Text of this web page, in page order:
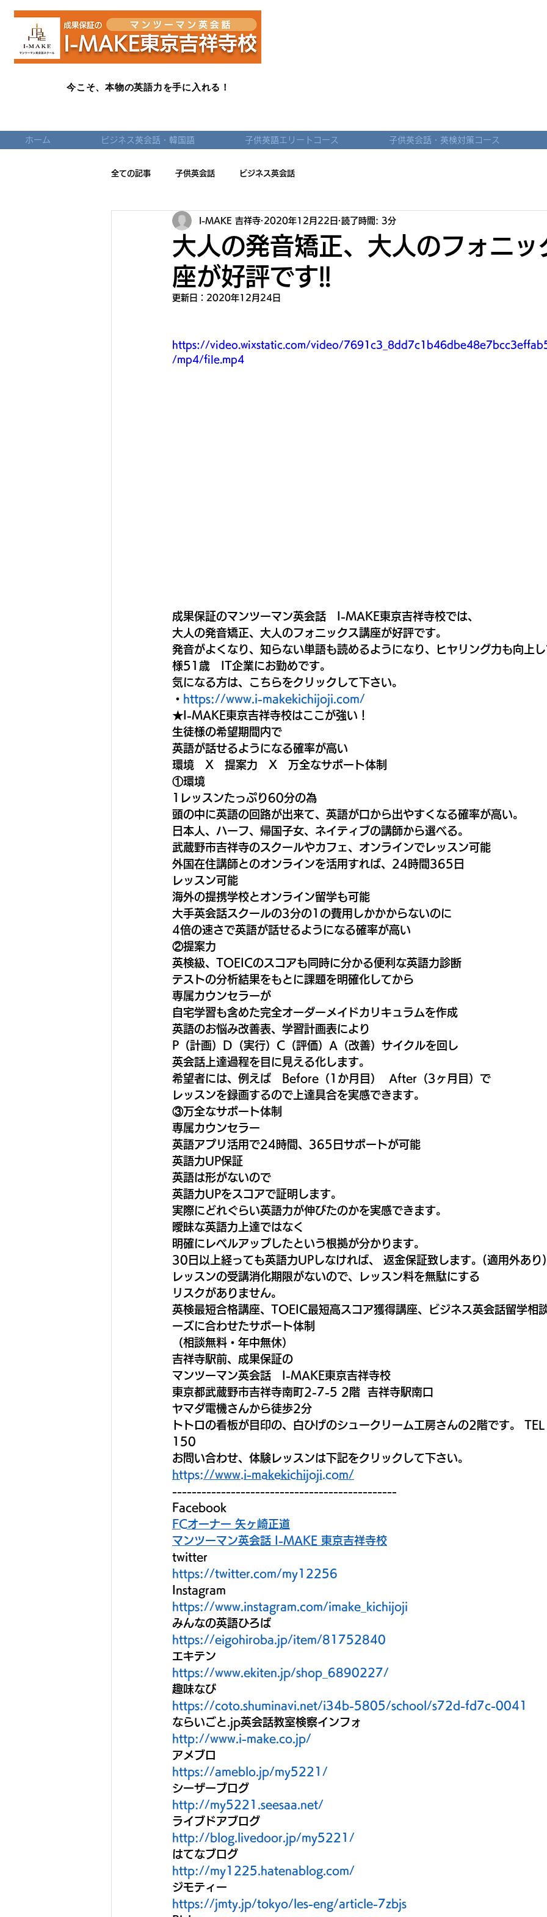
今こそ、本物の英語力を手に入れる！
ホーム ビジネス英会話・韓国語 子供英語エリートコース 子供英会話・英検対策コース
全ての記事 子供英会話 ビジネス英会話
大人の発音矯正、大人のフォニッ
座が好評です!!
I-MAKE 吉祥寺 2020年12月22日 読了時間: 3分
更新日： 2020年12月24日
https://video.wixstatic.com/video/
/mp4/file.mp4
成果保証のマンツーマン英会話　I-MAKE東京吉祥寺校では、
大人の発音矯正、大人のフォニックス講座が好評です。
発音がよくなり、知らない単語も読めるようになり、ヒヤリング力も向上
様51歳　IT企業にお勤めです。
気になる方は、こちらをクリックして下さい。
・ https://www.i-makekichijoji.com/
★I-MAKE東京吉祥寺校はここが強い！
生徒様の希望期間内で
英語が話せるようになる確率が高い
環境　X　提案力　X　万全なサポート体制
①環境
1レッスンたっぷり60分の為
頭の中に英語の回路が出来て、英語が口から出やすくなる確率が高い。
日本人、ハーフ、帰国子女、ネイティブの講師から選べる。
武蔵野市吉祥寺のスクールやカフェ、オンラインでレッスン可能
外国在住講師とのオンラインを活用すれば、24時間365日
レッスン可能
海外の提携学校とオンライン留学も可能
大手英会話スクールの3分の1の費用しかかからないのに
4倍の速さで英語が話せるようになる確率が高い
②提案力
英検級、TOEICのスコアも同時に分かる便利な英語力診断
テストの分析結果をもとに課題を明確化してから
専属カウンセラーが
自宅学習も含めた完全オーダーメイドカリキュラムを作成
英語のお悩み改善表、学習計画表により
P（計画）D（実行）C（評価）A（改善）サイクルを回し
英会話上達過程を目に見える化します。
希望者には、例えば　Before（1か月目）  After（3ヶ月目）で
レッスンを録画するので上達具合を実感できます。
③万全なサポート体制
専属カウンセラー
英語アプリ活用で24時間、365日サポートが可能
英語力UP保証
英語は形がないので
英語力UPをスコアで証明します。
実際にどれぐらい英語力が伸びたのかを実感できます。
曖昧な英語力上達ではなく
明確にレベルアップしたという根拠が分かります。
30日以上経っても英語力UPしなければ、 返金保証致します。(適用外あり)
レッスンの受講消化期限がないので、レッスン料を無駄にする
リスクがありません。
英検最短合格講座、TOEIC最短高スコア獲得講座、ビジネス英会話留学相
ーズに合わせたサポート体制
（相談無料・年中無休）
吉祥寺駅前、成果保証の
マンツーマン英会話　I-MAKE東京吉祥寺校
東京都武蔵野市吉祥寺南町2-7-5 2階  吉祥寺駅南口
ヤマダ電機さんから徒歩2分
トトロの看板が目印の、白ひげのシュークリーム工房さんの2階です。
150
お問い合わせ、体験レッスンは下記をクリックして下さい。
https://www.i-makekichijoji.com/
----------------------------------------------
Facebook
FCオーナー 矢ヶ崎正道
マンツーマン英会話 I-MAKE 東京吉祥寺校
twitter
https://twitter.com/my12256
Instagram
https://www.instagram.com/imake_kichijoji
みんなの英語ひろば
https://eigohiroba.jp/item/81752840
エキテン
https://www.ekiten.jp/shop_6890227/
趣味なび
https://coto.shuminavi.net/i34b-5805/school/s72d-fd7c-0041
ならいごと.jp英会話教室検察インフォ
http://www.i-make.co.jp/
アメブロ
https://ameblo.jp/my5221/
シーザーブログ
http://my5221.seesaa.net/
ライブドアブログ
http://blog.livedoor.jp/my5221/
はてなブログ
http://my1225.hatenablog.com/
ジモティー
https://jmty.jp/tokyo/les-eng/article-7zbjs